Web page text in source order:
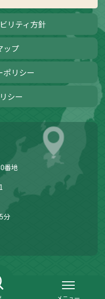
リティ方針
ップ
ポリシー
シー
番地
分